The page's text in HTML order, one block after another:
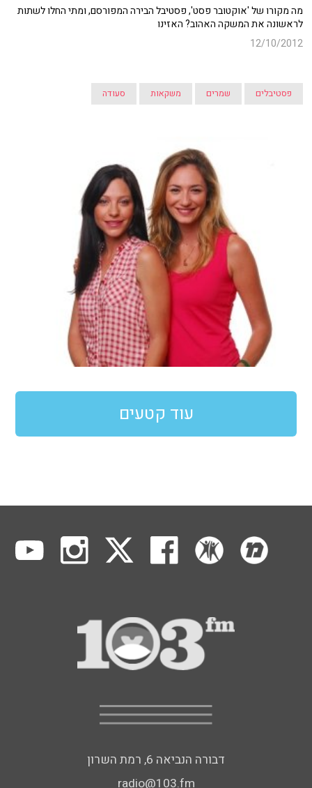
מה מקורו של 'אוקטובר פסט', פסטיבל הבירה המפורסם, ומתי החלו לשתות
לראשונה את המשקה האהוב? האזינו
12/10/2012
פסטיבלים שמרים משקאות סעודה
עוד קטעים
דבורה הנביאה 6, רמת השרון
radio@103.fm